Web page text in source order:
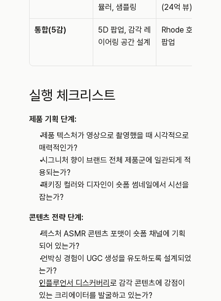
뮬러, 샘플링
(24억 뷰)
통합(5감)
5D 팝업, 감각 레
이어링 공간 설계
Rhode 호주 5D
팝업
실행 체크리스트
제품 기획 단계:
제품 텍스처가 영상으로 촬영했을 때 시각적으로
매력적인가?
시그니처 향이 브랜드 전체 제품군에 일관되게 적
용되는가?
패키징 컬러와 디자인이 숏폼 썸네일에서 시선을
잡는가?
콘텐츠 전략 단계:
텍스처 ASMR 콘텐츠 포맷이 숏폼 채널에 기획
되어 있는가?
언박싱 경험이 UGC 생성을 유도하도록 설계되었
는가?
인플루언서 디스커버리 로 감각 콘텐츠에 강점이
있는 크리에이터를 발굴하고 있는가?